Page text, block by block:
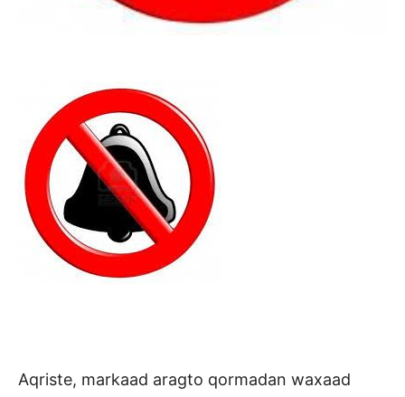
Aqriste, markaad aragto qormadan waxaad